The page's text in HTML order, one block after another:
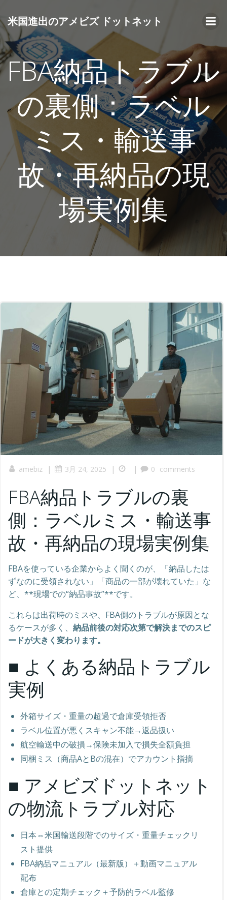
ン
テ
へ
ス
キ
ッ
プ
米国進出のアメビズ ドットネット
FBA納品トラブル
の裏側：ラベル
ミス・輸送事
故・再納品の現
場実例集
amebiz | 3月 24, 2025 | | 0 comments
FBA納品トラブルの裏
側：ラベルミス・輸送事
故・再納品の現場実例集
FBAを使っている企業からよく聞くのが、「納品したは
ずなのに受領されない」「商品の一部が壊れていた」な
ど、**現場での“納品事故”**です。
これらは出荷時のミスや、FBA側のトラブルが原因とな
るケースが多く、 納品前後の対応次第で解決までのスピ
ードが大きく変わります。
■ よくある納品トラブル
実例
外箱サイズ・重量の超過で倉庫受領拒否
ラベル位置が悪くスキャン不能→返品扱い
航空輸送中の破損→保険未加入で損失全額負担
同梱ミス（商品AとBの混在）でアカウント指摘
■ アメビズドットネット
の物流トラブル対応
日本⇔米国輸送段階でのサイズ・重量チェックリ
スト提供
FBA納品マニュアル（最新版）＋動画マニュアル
配布
倉庫との定期チェック＋予防的ラベル監修